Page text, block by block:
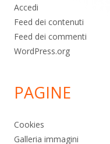
Accedi
Feed dei contenuti
Feed dei commenti
WordPress.org
PAGINE
Cookies
Galleria immagini